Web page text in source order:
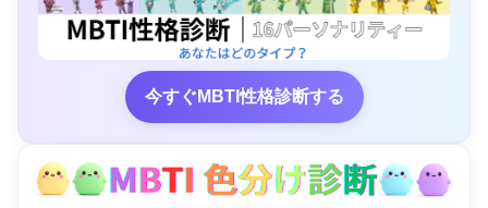
今すぐMBTI性格診断する